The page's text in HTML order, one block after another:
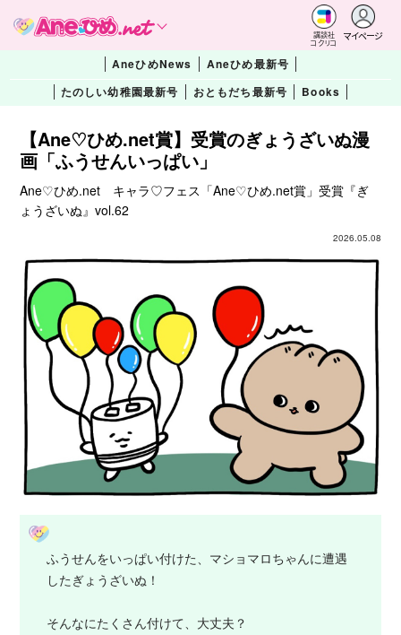
講談社
コクリコ
マイページ
AneひめNews
Aneひめ最新号
たのしい幼稚園最新号
おともだち最新号 Books
【Ane♡ひめ.net賞】受賞のぎょうざいぬ漫
画「ふうせんいっぱい」
Ane♡ひめ.net キャラ♡フェス「Ane♡ひめ.net賞」受賞『ぎ
ょうざいぬ』vol.62
2026.05.08
ふうせんをいっぱい付けた、マショマロちゃんに遭遇
したぎょうざいぬ！
そんなにたくさん付けて、大丈夫？